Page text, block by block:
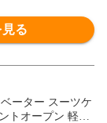
る
ーター スーツケ
トオープン 軽量